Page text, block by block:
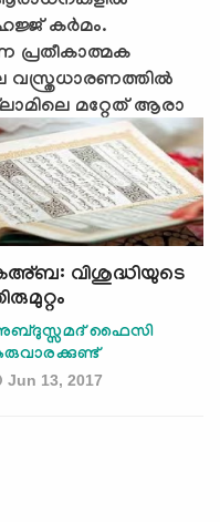
കര്‍മം.
വസ്ത്രധാരണത്തില്‍
മറ്റേത് ആരാ
വിശുദ്ധിയുടെ
ഫൈസി
Jun 13, 2017